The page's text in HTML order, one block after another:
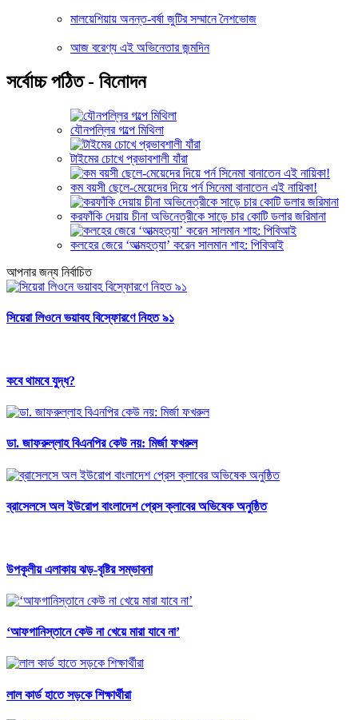
মালয়েশিয়ায় অনন্ত-বর্ষা জুটির সম্মানে নৈশভোজ
আজ বরেণ্য এই অভিনেতার জন্মদিন
সর্বোচ্চ পঠিত - বিনোদন
যৌনপল্লির গল্পে মিথিলা
টাইমের চোখে প্রভাবশালী যাঁরা
কম বয়সী ছেলে-মেয়েদের দিয়ে পর্ন সিনেমা বানাতেন এই নায়িকা!
করফাঁকি দেয়ায় চীনা অভিনেত্রীকে সাড়ে চার কোটি ডলার জরিমানা
কলহের জেরে ‘আত্মহত্যা’ করেন সালমান শাহ: পিবিআই
আপনার জন্য নির্বাচিত
সিয়েরা লিওনে ভয়াবহ বিস্ফোরণে নিহত ৯১
কবে থামবে যুদ্ধ?
ডা. জাফরুল্লাহ বিএনপির কেউ নয়: মির্জা ফখরুল
ব্রাসেলসে অল ইউরোপ বাংলাদেশ প্রেস ক্লাবের অভিষেক অনুষ্ঠিত
উপকূলীয় এলাকায় ঝড়-বৃষ্টির সম্ভাবনা
‘আফগানিস্তানে কেউ না খেয়ে মারা যাবে না’
লাল কার্ড হাতে সড়কে শিক্ষার্থীরা